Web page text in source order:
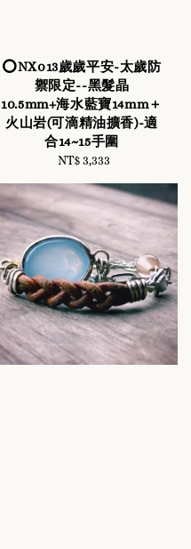
⭕️NX013歲歲平安-太歲防
禦限定--黑髮晶
10.5mm+海水藍寶14mm＋
火山岩(可滴精油擴香)-適
合14~15手圍
Regular
NT$ 3,333